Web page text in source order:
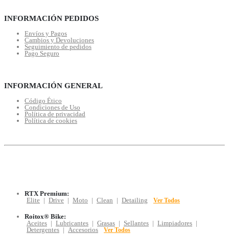
INFORMACIÓN PEDIDOS
Envíos y Pagos
Cambios y Devoluciones
Seguimiento de pedidos
Pago Seguro
INFORMACIÓN GENERAL
Código Ético
Condiciones de Uso
Política de privacidad
Política de cookies
RTX Premium:
Elite | Drive | Moto | Clean | Detailing Ver Todos
Roitox® Bike:
Aceites | Lubricantes | Grasas | Sellantes | Limpiadores |
Detergentes | Accesorios Ver Todos